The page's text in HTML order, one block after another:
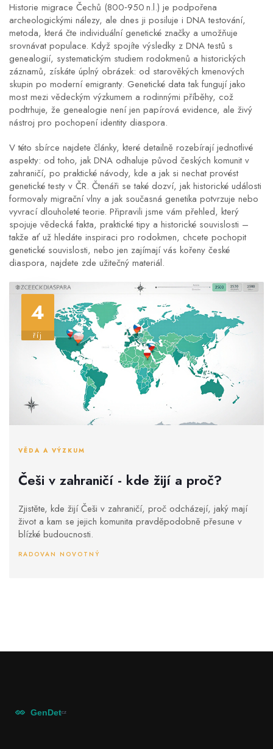
Historie migrace Čechů (800‑950 n.l.) je podpořena
archeologickými nálezy, ale dnes ji posiluje i DNA testování,
metoda, která čte individuální genetické značky a umožňuje
srovnávat populace. Když spojíte výsledky z DNA testů s
genealogií, systematickým studiem rodokmenů a historických
záznamů, získáte úplný obrázek: od starověkých kmenových
skupin po moderní emigranty. Genetické data tak fungují jako
most mezi vědeckým výzkumem a rodinnými příběhy, což
podtrhuje, že genealogie není jen papírová evidence, ale živý
nástroj pro pochopení identity diaspora.
V této sbírce najdete články, které detailně rozebírají jednotlivé
aspekty: od toho, jak DNA odhaluje původ českých komunit v
zahraničí, po praktické návody, kde a jak si nechat provést
genetické testy v ČR. Čtenáři se také dozví, jak historické události
formovaly migrační vlny a jak současná genetika potvrzuje nebo
vyvrací dlouholeté teorie. Připravili jsme vám přehled, který
spojuje vědecká fakta, praktické tipy a historické souvislosti –
takže ať už hledáte inspiraci pro rodokmen, chcete pochopit
genetické souvislosti, nebo jen zajímají vás kořeny české
diaspora, najdete zde užitečný materiál.
4
říj
VĚDA A VÝZKUM
Češi v zahraničí - kde žijí a proč?
Zjistěte, kde žijí Češi v zahraničí, proč odcházejí, jaký mají
život a kam se jejich komunita pravděpodobně přesune v
blízké budoucnosti.
RADOVAN NOVOTNÝ